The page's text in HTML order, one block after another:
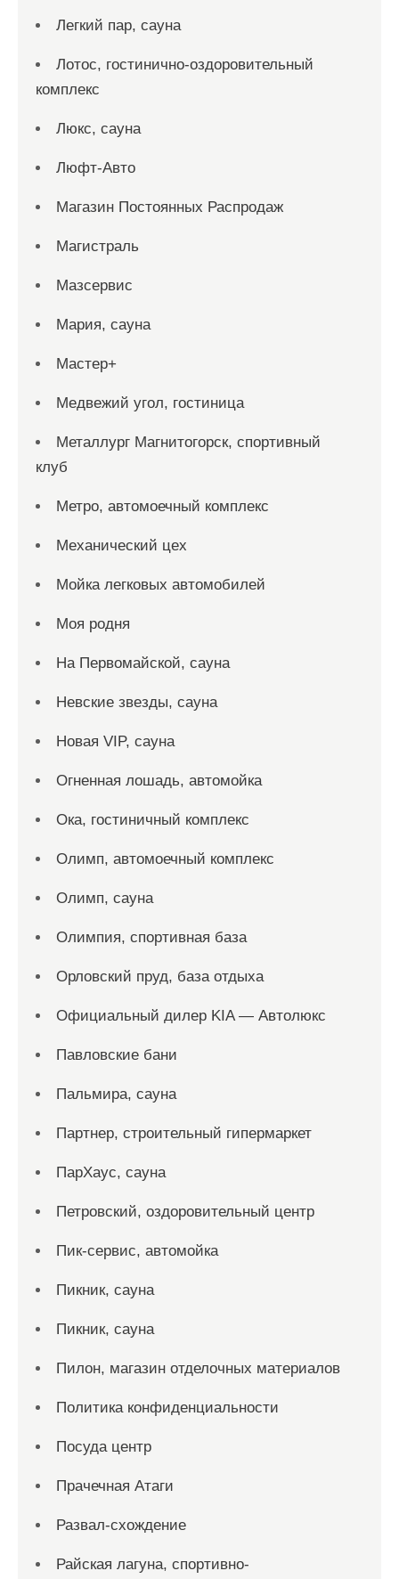
Легкий пар, сауна
Лотос, гостинично-оздоровительный
комплекс
Люкс, сауна
Люфт-Авто
Магазин Постоянных Распродаж
Магистраль
Мазсервис
Мария, сауна
Мастер+
Медвежий угол, гостиница
Металлург Магнитогорск, спортивный
клуб
Метро, автомоечный комплекс
Механический цех
Мойка легковых автомобилей
Моя родня
На Первомайской, сауна
Невские звезды, сауна
Новая VIP, сауна
Огненная лошадь, автомойка
Ока, гостиничный комплекс
Олимп, автомоечный комплекс
Олимп, сауна
Олимпия, спортивная база
Орловский пруд, база отдыха
Официальный дилер KIA — Автолюкс
Павловские бани
Пальмира, сауна
Партнер, строительный гипермаркет
ПарХаус, сауна
Петровский, оздоровительный центр
Пик-сервис, автомойка
Пикник, сауна
Пикник, сауна
Пилон, магазин отделочных материалов
Политика конфиденциальности
Посуда центр
Прачечная Атаги
Развал-схождение
Райская лагуна, спортивно-